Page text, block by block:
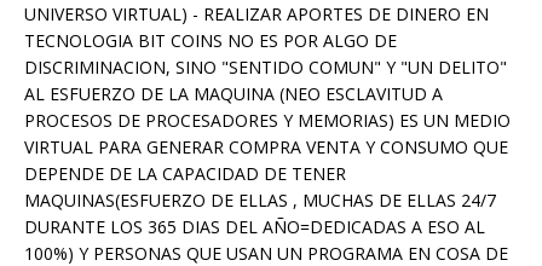
UNIVERSO VIRTUAL) - REALIZAR APORTES DE DINERO EN
TECNOLOGIA BIT COINS NO ES POR ALGO DE
DISCRIMINACION, SINO "SENTIDO COMUN" Y "UN DELITO"
AL ESFUERZO DE LA MAQUINA (NEO ESCLAVITUD A
PROCESOS DE PROCESADORES Y MEMORIAS) ES UN MEDIO
VIRTUAL PARA GENERAR COMPRA VENTA Y CONSUMO QUE
DEPENDE DE LA CAPACIDAD DE TENER
MAQUINAS(ESFUERZO DE ELLAS , MUCHAS DE ELLAS 24/7
DURANTE LOS 365 DIAS DEL AÑO=DEDICADAS A ESO AL
100%) Y PERSONAS QUE USAN UN PROGRAMA EN COSA DE